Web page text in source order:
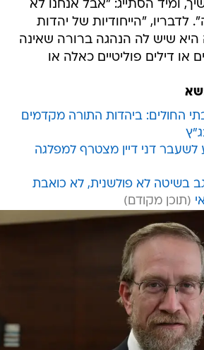
ומיד הסתייג: "אבל אנחנו לא
לדבריו, "הייחודיות של יהדות
היא שיש לה הנהגה ברורה שאינה
או דילים פוליטיים כאלה או
החולים: ביהדות התורה מקדמים
לשעבר דני דיין מצטרף למפלגה
בשיטה לא פולשנית, לא כואבת